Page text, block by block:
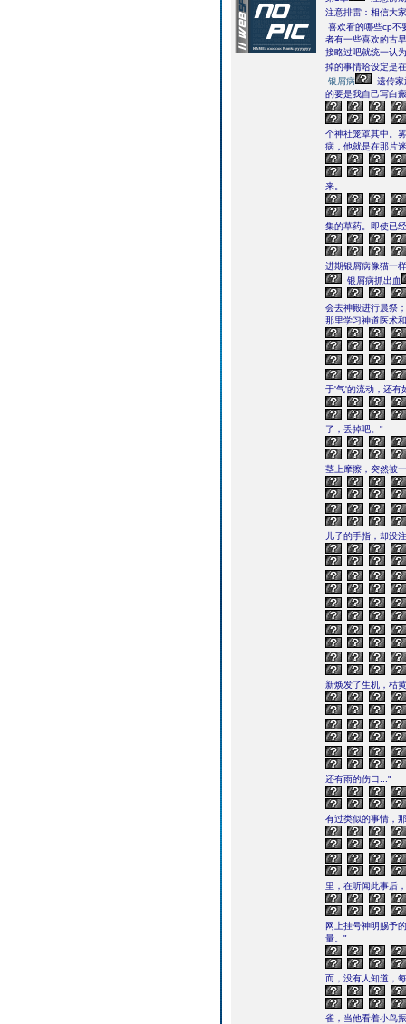
注意排雷：相信大
喜欢看的哪些cp不
者有一些喜欢的古
接略过吧就统一认
掉的事情哈设定是
银屑病
遗传家
的要是我自己写白
个神社笼罩其中。
病，他就是在那片
来。
集的草药。即使已
进期银屑病像猫一
银屑病抓出血
会去神殿进行晨祭
那里学习神道医术
于'气'的流动，还有
了，丢掉吧。"
茎上摩擦，突然被
儿子的手指，却没
新焕发了生机，枯
还有雨的伤口..."
有过类似的事情，
里，在听闻此事后
网上挂号神明赐予
量。"
而，没有人知道，
雀，当他看着小鸟